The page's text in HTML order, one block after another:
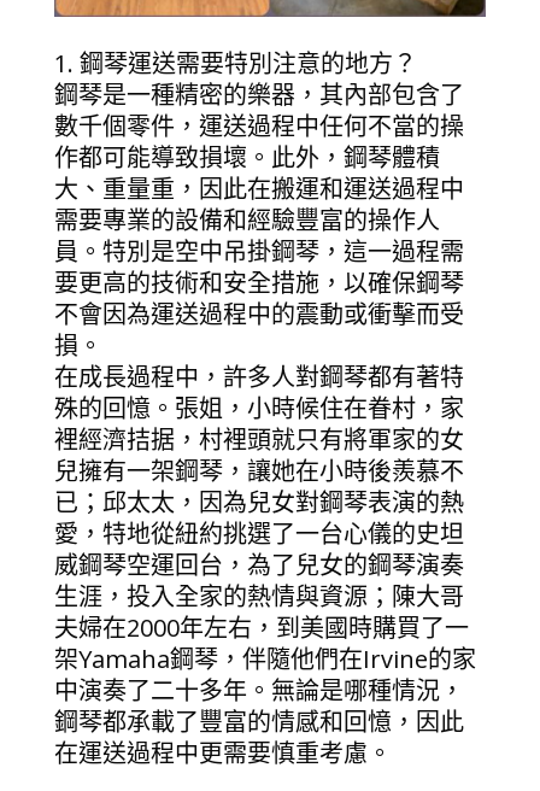
1. 鋼琴運送需要特別注意的地方？
鋼琴是一種精密的樂器，其內部包含了
數千個零件，運送過程中任何不當的操
作都可能導致損壞。此外，鋼琴體積
大、重量重，因此在搬運和運送過程中
需要專業的設備和經驗豐富的操作人
員。特別是空中吊掛鋼琴，這一過程需
要更高的技術和安全措施，以確保鋼琴
不會因為運送過程中的震動或衝擊而受
損。
在成長過程中，許多人對鋼琴都有著特
殊的回憶。張姐，小時候住在眷村，家
裡經濟拮据，村裡頭就只有將軍家的女
兒擁有一架鋼琴，讓她在小時後羨慕不
已；邱太太，因為兒女對鋼琴表演的熱
愛，特地從紐約挑選了一台心儀的史坦
威鋼琴空運回台，為了兒女的鋼琴演奏
生涯，投入全家的熱情與資源；陳大哥
夫婦在2000年左右，到美國時購買了一
架Yamaha鋼琴，伴隨他們在Irvine的家
中演奏了二十多年。無論是哪種情況，
鋼琴都承載了豐富的情感和回憶，因此
在運送過程中更需要慎重考慮。